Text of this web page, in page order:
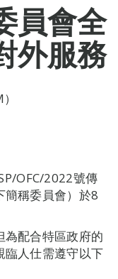
員會全
外服務
OFC/2022號傳
簡稱委員會）於8
配合特區政府的
臨人仕需遵守以下